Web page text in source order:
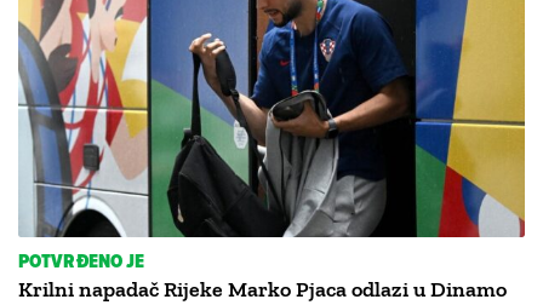
POTVRĐENO JE
Krilni napadač Rijeke Marko Pjaca odlazi u Dinamo